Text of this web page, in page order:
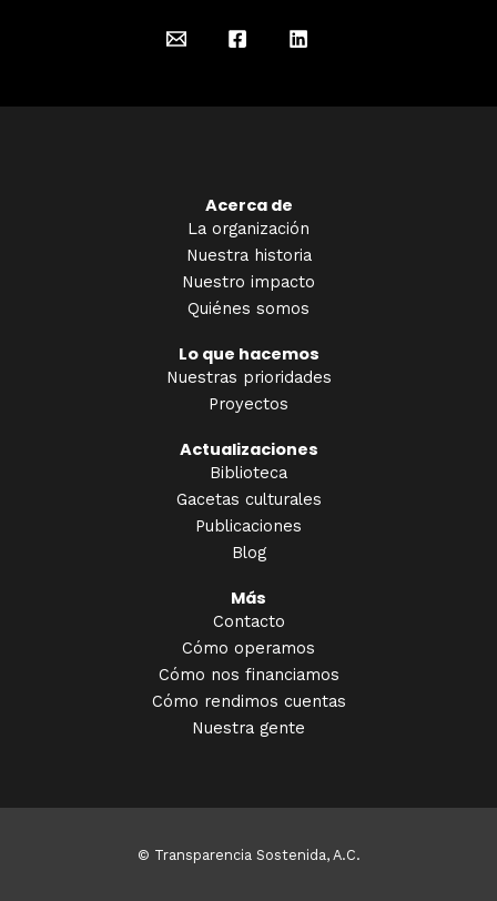
Acerca de
La organización
Nuestra historia
Nuestro impacto
Quiénes somos
Lo que hacemos
Nuestras prioridades
Proyectos
Actualizaciones
Biblioteca
Gacetas culturales
Publicaciones
Blog
Más
Contacto
Cómo operamos
Cómo nos financiamos
Cómo rendimos cuentas
Nuestra gente
© Transparencia Sostenida, A.C.